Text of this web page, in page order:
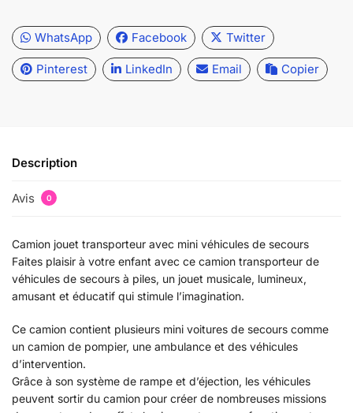
WhatsApp Facebook Twitter
Pinterest LinkedIn Email Copier
Description
Avis 0
Camion jouet transporteur avec mini véhicules de secours
Faites plaisir à votre enfant avec ce camion transporteur de
véhicules de secours à piles, un jouet musicale, lumineux,
amusant et éducatif qui stimule l’imagination.
Ce camion contient plusieurs mini voitures de secours comme
un camion de pompier, une ambulance et des véhicules
d’intervention.
Grâce à son système de rampe et d’éjection, les véhicules
peuvent sortir du camion pour créer de nombreuses missions